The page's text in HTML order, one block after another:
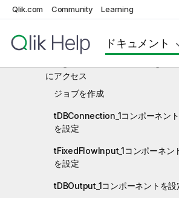
Qlik.com Community Learning
ドキュメント
コンポーネント
Google Cloud SQL for PostgreSQLの
シナリオ
にアクセス
ジョブを作成
tDBConnection_1コンポーネント
を設定
tFixedFlowInput_1コンポーネン
を設定
tDBOutput_1コンポーネントを設